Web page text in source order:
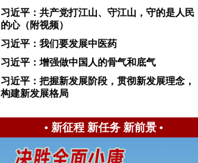
习近平：共产党打江山、守江山，守的是人民
的心（附视频）
习近平：我们要发展中医药
习近平：增强做中国人的骨气和底气
习近平：把握新发展阶段，贯彻新发展理念，
构建新发展格局
• 新征程 新任务 新前景•